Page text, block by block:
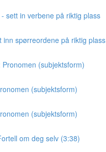
sett in verbene på riktig plass
inn spørreordene på riktig plass
(subjektsform)
(subjektsform)
(subjektsform)
om deg selv (3:38)